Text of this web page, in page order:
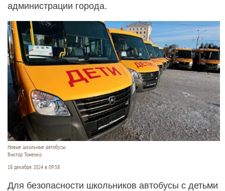
администрации города.
Новые школьные автобусы.
Виктор Томенко
18 декабря 2024 в 09:58
Для безопасности школьников автобусы с детьми